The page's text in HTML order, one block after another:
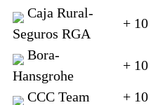
Caja Rural-
Seguros RGA
+ 10
Bora-
Hansgrohe
+ 10
CCC Team + 10